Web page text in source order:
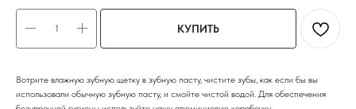
КУПИТЬ
Вотрите влажную зубную щетку в зубную пасту, чистите зубы, как если бы вы
использовали обычную зубную пасту, и смойте чистой водой. Для обеспечения